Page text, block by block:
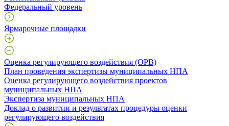
Федеральный уровень
Ярмарочные площадки
Оценка регулирующего воздействия (ОРВ)
План проведения экспертизы муниципальных НПА
Оценка регулирующего воздействия проектов
муниципальных НПА
Экспертиза муниципальных НПА
Доклад о развитии и результатах процедуры оценки
регулирующего воздействия